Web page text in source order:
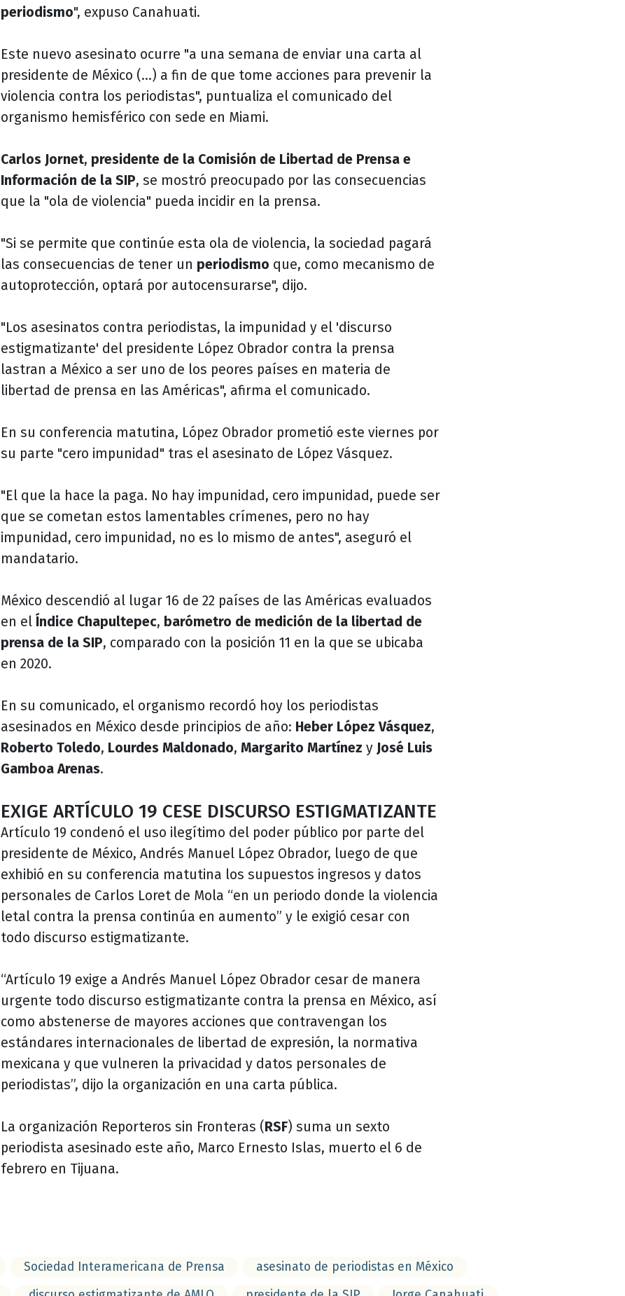
periodismo", expuso Canahuati.
Este nuevo asesinato ocurre "a una semana de enviar una carta al
presidente de México (...) a fin de que tome acciones para prevenir la
violencia contra los periodistas", puntualiza el comunicado del
organismo hemisférico con sede en Miami.
Carlos Jornet, presidente de la Comisión de Libertad de Prensa e
Información de la SIP, se mostró preocupado por las consecuencias
que la "ola de violencia" pueda incidir en la prensa.
"Si se permite que continúe esta ola de violencia, la sociedad pagará
las consecuencias de tener un periodismo que, como mecanismo de
autoprotección, optará por autocensurarse", dijo.
"Los asesinatos contra periodistas, la impunidad y el 'discurso
estigmatizante' del presidente López Obrador contra la prensa
lastran a México a ser uno de los peores países en materia de
libertad de prensa en las Américas", afirma el comunicado.
En su conferencia matutina, López Obrador prometió este viernes por
su parte "cero impunidad" tras el asesinato de López Vásquez.
"El que la hace la paga. No hay impunidad, cero impunidad, puede ser
que se cometan estos lamentables crímenes, pero no hay
impunidad, cero impunidad, no es lo mismo de antes", aseguró el
mandatario.
México descendió al lugar 16 de 22 países de las Américas evaluados
en el Índice Chapultepec, barómetro de medición de la libertad de
prensa de la SIP, comparado con la posición 11 en la que se ubicaba
en 2020.
En su comunicado, el organismo recordó hoy los periodistas
asesinados en México desde principios de año: Heber López Vásquez,
Roberto Toledo, Lourdes Maldonado, Margarito Martínez y José Luis
Gamboa Arenas.
EXIGE ARTÍCULO 19 CESE DISCURSO ESTIGMATIZANTE
Artículo 19 condenó el uso ilegítimo del poder público por parte del
presidente de México, Andrés Manuel López Obrador, luego de que
exhibió en su conferencia matutina los supuestos ingresos y datos
personales de Carlos Loret de Mola “en un periodo donde la violencia
letal contra la prensa continúa en aumento” y le exigió cesar con
todo discurso estigmatizante.
“Artículo 19 exige a Andrés Manuel López Obrador cesar de manera
urgente todo discurso estigmatizante contra la prensa en México, así
como abstenerse de mayores acciones que contravengan los
estándares internacionales de libertad de expresión, la normativa
mexicana y que vulneren la privacidad y datos personales de
periodistas”, dijo la organización en una carta pública.
La organización Reporteros sin Fronteras (RSF) suma un sexto
periodista asesinado este año, Marco Ernesto Islas, muerto el 6 de
febrero en Tijuana.
Sociedad Interamericana de Prensa
asesinato de periodistas en México